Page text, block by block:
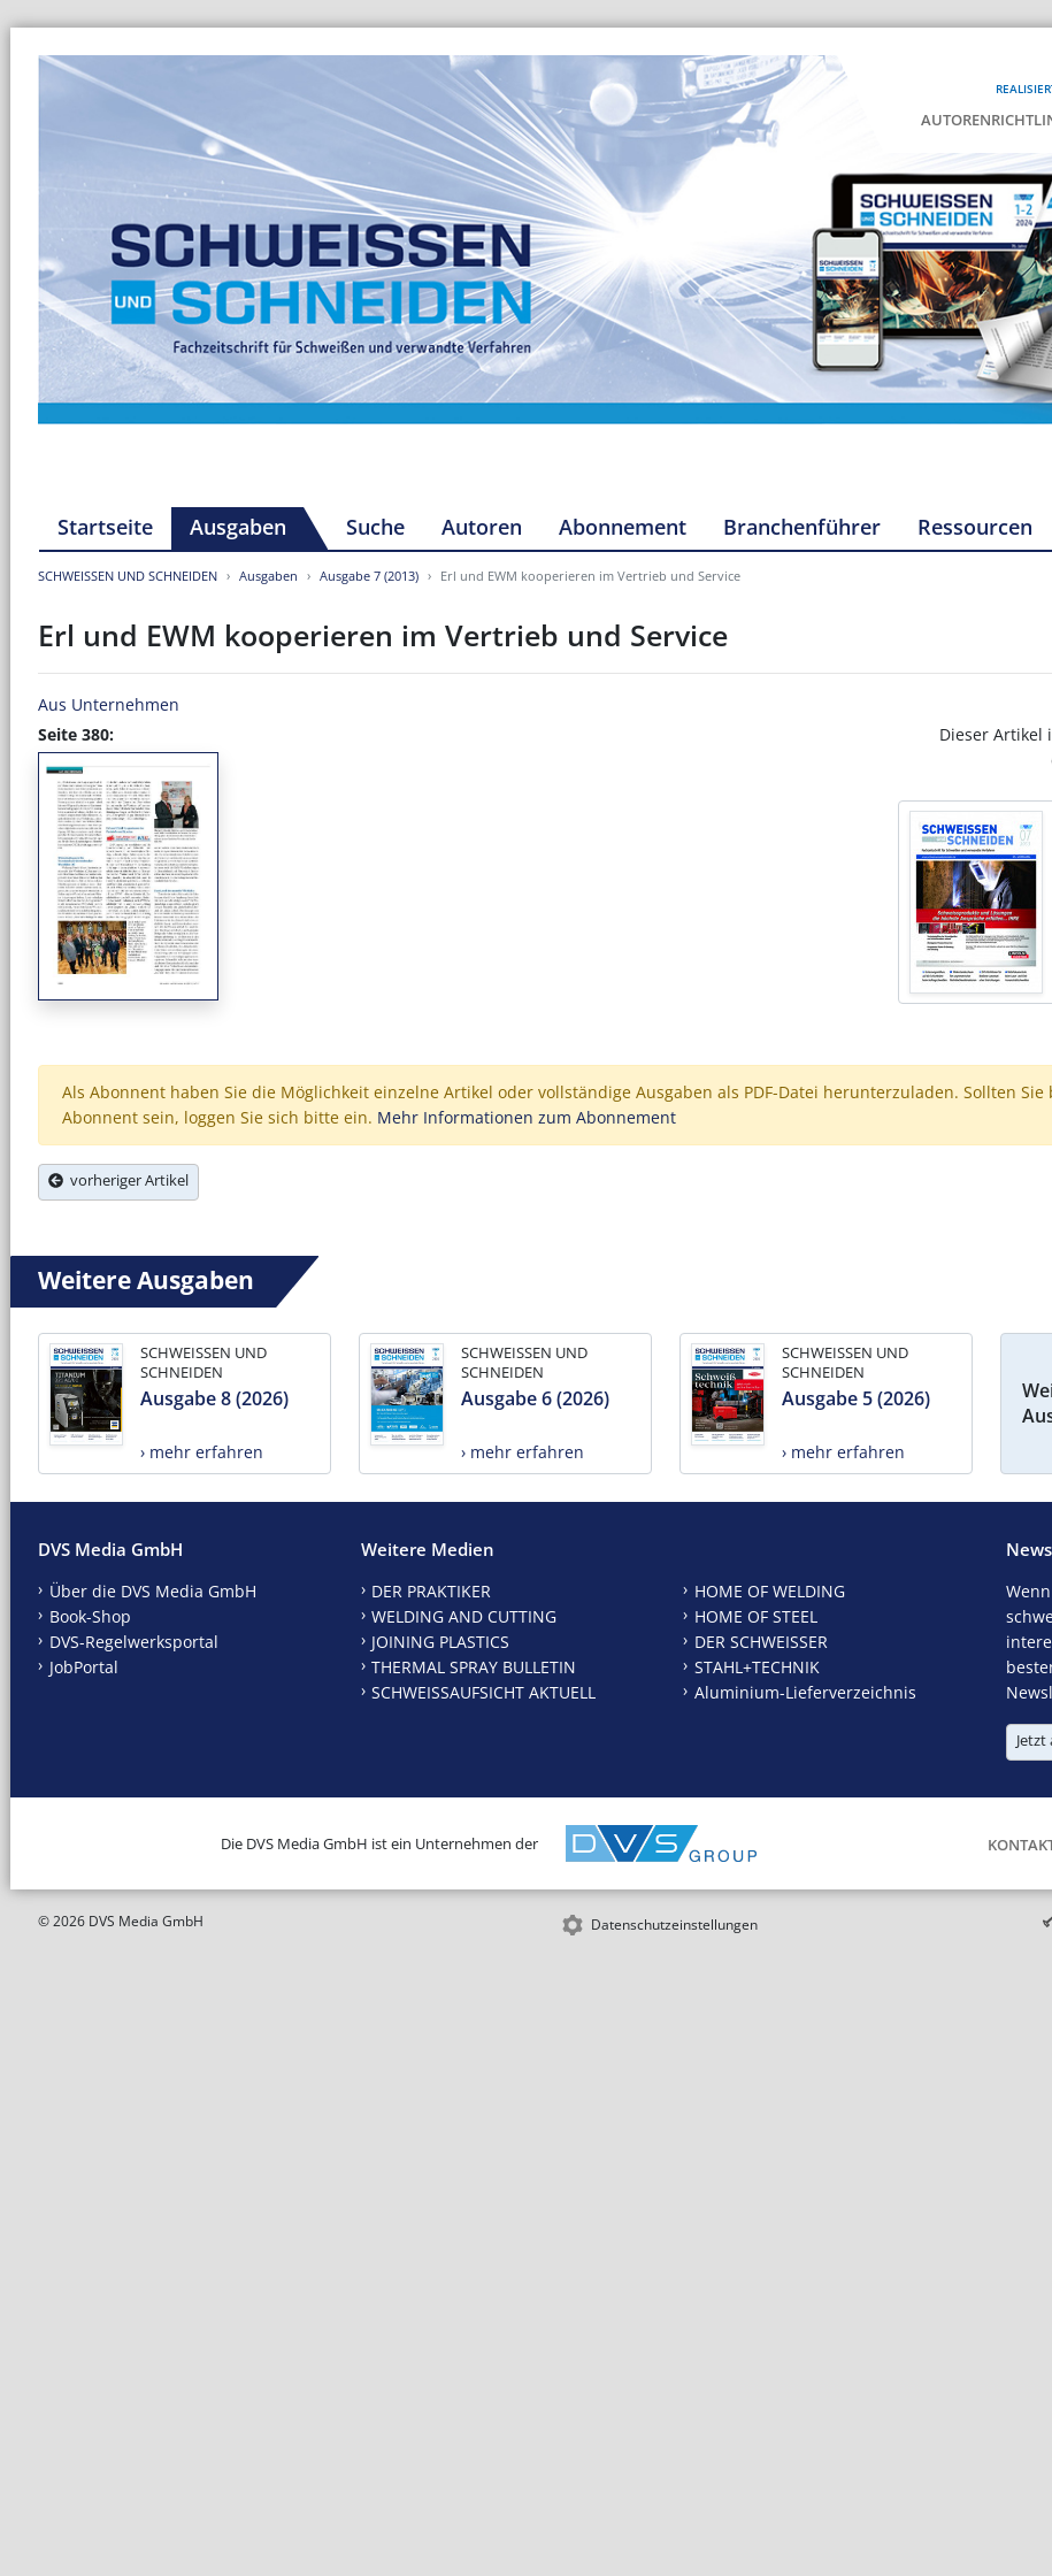
Startseite Ausgaben Suche Autoren Abonnement Branchenführer Ressourcen
SCHWEISSEN UND SCHNEIDEN Ausgaben Ausgabe 7 (2013) Erl und EWM kooperieren im Vertrieb und Service
Erl und EWM kooperieren im Vertrieb und Service
Aus Unternehmen
Seite 380:
Dieser Artikel
Als Abonnent haben Sie die Möglichkeit einzelne Artikel oder vollständige Ausgaben als PDF-Datei herunterzuladen. Sollten Sie
Abonnent sein, loggen Sie sich bitte ein. Mehr Informationen zum Abonnement
vorheriger Artikel
Weitere Ausgaben
SCHWEISSEN UND
SCHNEIDEN
Ausgabe 8 (2026)
› mehr erfahren
SCHWEISSEN UND
SCHNEIDEN
Ausgabe 6 (2026)
› mehr erfahren
SCHWEISSEN UND
SCHNEIDEN
Ausgabe 5 (2026)
› mehr erfahren
DVS Media GmbH
Über die DVS Media GmbH
Book-Shop
DVS-Regelwerksportal
JobPortal
Weitere Medien
DER PRAKTIKER
WELDING AND CUTTING
JOINING PLASTICS
THERMAL SPRAY BULLETIN
SCHWEISSAUFSICHT AKTUELL
HOME OF WELDING
HOME OF STEEL
DER SCHWEISSER
STAHL+TECHNIK
Aluminium-Lieferverzeichnis
Die DVS Media GmbH ist ein Unternehmen der
© 2026 DVS Media GmbH Datenschutzeinstellungen